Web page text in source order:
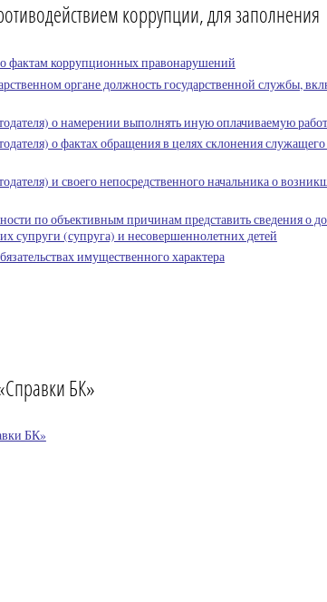
коррупции, для заполнения
фактам коррупционных правонарушений
органе должность государственной службы,
о намерении выполнять иную оплачиваемую
о фактах обращения в целях склонения
и своего непосредственного начальника о
по объективным причинам представить сведения о
супруги (супруга) и несовершеннолетних детей
имущественного характера
БК»
БК»